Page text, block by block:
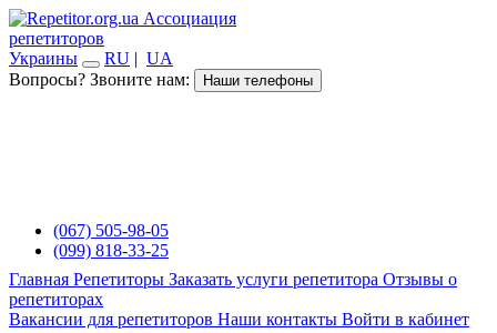
Ассоциация
репетиторов
Украины
RU | UA
Вопросы? Звоните нам:
Наши телефоны
(067) 505-98-05
(099) 818-33-25
Главная Репетиторы Заказать услуги репетитора Отзывы о
репетиторах
Вакансии для репетиторов Наши контакты Войти в кабинет